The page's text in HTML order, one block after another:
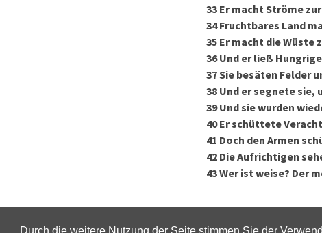
33 Er macht Ströme
34Fruchtbares Land
35 Er macht die Wüste
36Und er ließ
37Sie besäten Felder
38 Und er segnete sie,
39Und sie wurden
40Er schüttete
41 Doch den Armen
42 Die Aufrichtigen
43Wer ist weise? Der